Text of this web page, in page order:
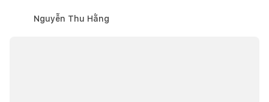
Nguyễn Thu Hằng